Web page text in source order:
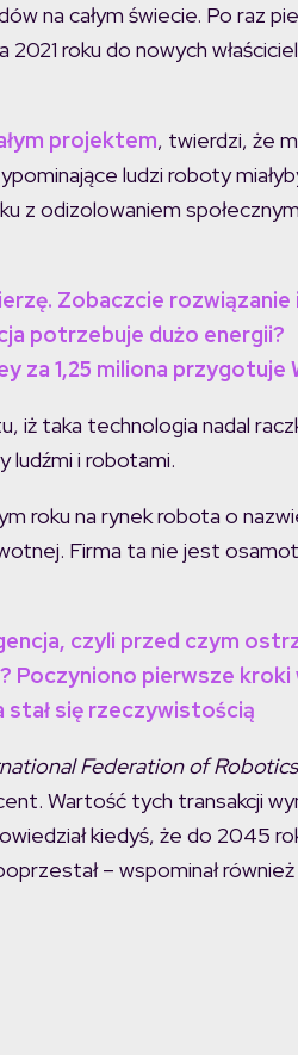
na całym świecie. Po raz
2021 roku do nowych
projektem, twierdzi, że
ludzi roboty
z odizolowaniem
Zobaczcie
potrzebuje dużo energii?
za 1,25 miliona przygotuje
iż taka technologia nadal
ludźmi i robotami.
roku na rynek robota o
Firma ta nie jest
czyli przed czym
Poczyniono pierwsze kroki
się rzeczywistością
Federation of Robotics
Wartość tych transakcji
kiedyś, że do 2045
– wspominał